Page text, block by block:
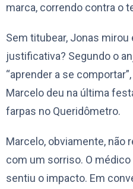
marca, correndo contra o
Sem titubear, Jonas mirou
justificativa? Segundo o
“aprender a se
Marcelo deu na última
farpas no Queridômetro.
Marcelo, obviamente, não
com um sorriso. O
sentiu o impacto. Em